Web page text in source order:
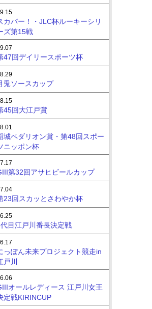
カパー！・JLC杯ルーキーシリ
ズ第15戦
47回デイリースポーツ杯
兎ソースカップ
45回大江戸賞
城ペダリオン賞・第48回スポー
ニッポン杯
第32回アサヒビールカップ
23回スカッとさわやか杯
目江戸川番長決定戦
っぽん未来プロジェクト競走in
戸川
オールレディース 江戸川女王
定戦KIRINCUP